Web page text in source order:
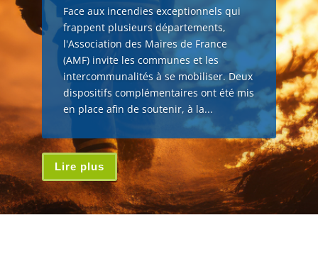
Face aux incendies exceptionnels qui
frappent plusieurs départements,
l'Association des Maires de France
(AMF) invite les communes et les
intercommunalités à se mobiliser. Deux
dispositifs complémentaires ont été mis
en place afin de soutenir, à la...
Lire plus